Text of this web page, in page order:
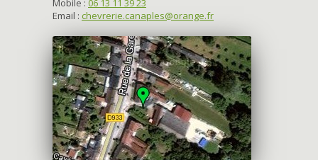
Mobile : 06 13 11 39 23
Email : chevrerie.canaples@orange.fr